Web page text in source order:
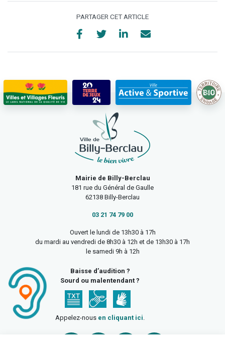
PARTAGER CET ARTICLE
Mairie de Billy-Berclau
181 rue du Général de Gaulle
62138 Billy-Berclau
03 21 74 79 00
Ouvert le lundi de 13h30 à 17h
du mardi au vendredi de 8h30 à 12h et de 13h30 à 17h
le samedi 9h à 12h
Baisse d’audition ?
Sourd ou malentendant ?
Appelez-nous en cliquant ici